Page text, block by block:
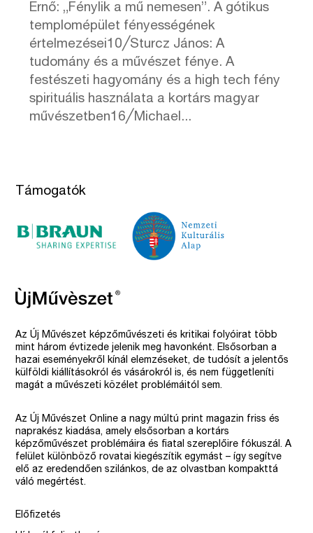
Ernő: „Fénylik a mű nemesen”. A gótikus
templomépület fényességének
értelmezései10╱Sturcz János: A
tudomány és a művészet fénye. A
festészeti hagyomány és a high tech fény
spirituális használata a kortárs magyar
művészetben16╱Michael...
Támogatók
Az Új Művészet képzőművészeti és kritikai folyóirat több
mint három évtizede jelenik meg havonként. Elsősorban a
hazai eseményekről kínál elemzéseket, de tudósít a jelentős
külföldi kiállításokról és vásárokról is, és nem függetleníti
magát a művészeti közélet problémáitól sem.
Az Új Művészet Online a nagy múltú print magazin friss és
naprakész kiadása, amely elsősorban a kortárs
képzőművészet problémáira és fiatal szereplőire fókuszál. A
felület különböző rovatai kiegészítik egymást – így segítve
elő az eredendően szilánkos, de az olvastban kompakttá
váló megértést.
Előfizetés